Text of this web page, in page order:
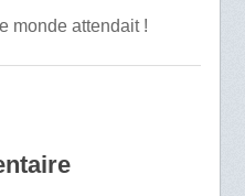
monde attendait !